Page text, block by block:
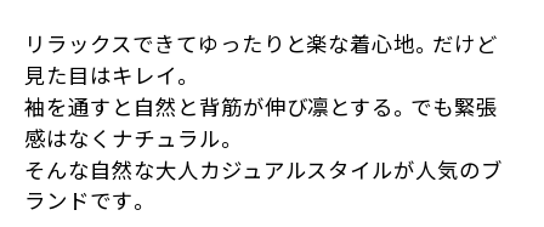
リラックスできてゆったりと楽な着心地。だけど
見た目はキレイ。
袖を通すと自然と背筋が伸び凛とする。でも緊張
感はなくナチュラル。
そんな自然な大人カジュアルスタイルが人気のブ
ランドです。